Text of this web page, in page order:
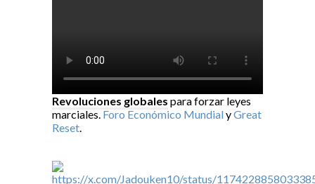
Revoluciones globales para forzar leyes
marciales. Foro Económico MundialyGreat
Reset.